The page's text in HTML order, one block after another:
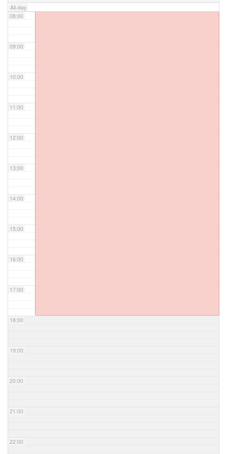
All-day
08:00
09:00
10:00
11:00
12:00
13:00
14:00
15:00
16:00
17:00
18:00
19:00
20:00
21:00
22:00